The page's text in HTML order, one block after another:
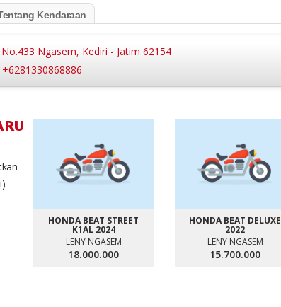
Kendaraan
No.433 Ngasem, Kediri - Jatim 62154
+6281330868886
HONDA BEAT STREET
K1AL 2024
LENY NGASEM
18.000.000
HONDA BEAT DELUXE
2022
LENY NGASEM
15.700.000